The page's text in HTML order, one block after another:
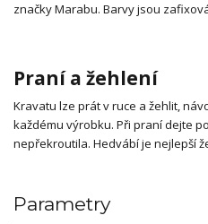
značky Marabu. Barvy jsou
Praní a žehlení
Kravatu lze prát v ruce a žehlit,
každému výrobku. Při praní dejte
nepřekroutila. Hedvábí je nejlepší
Parametry